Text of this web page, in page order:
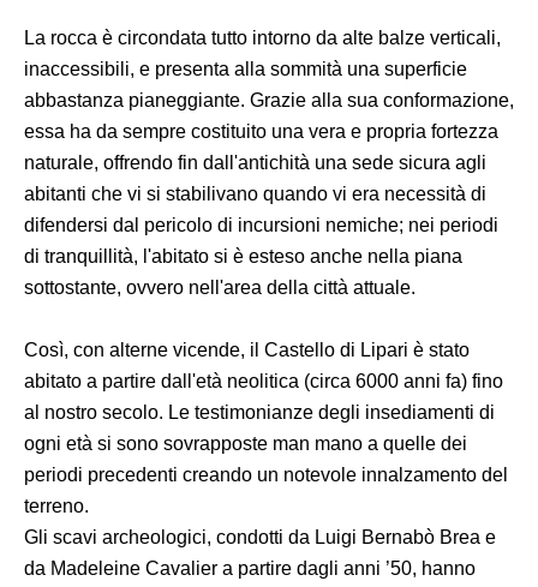
La rocca è circondata tutto intorno da alte balze verticali,
inaccessibili, e presenta alla sommità una superficie
abbastanza pianeggiante. Grazie alla sua conformazione,
essa ha da sempre costituito una vera e propria fortezza
naturale, offrendo fin dall'antichità una sede sicura agli
abitanti che vi si stabilivano quando vi era necessità di
difendersi dal pericolo di incursioni nemiche; nei periodi
di tranquillità, l'abitato si è esteso anche nella piana
sottostante, ovvero nell'area della città attuale.
Così, con alterne vicende, il Castello di Lipari è stato
abitato a partire dall'età neolitica (circa 6000 anni fa) fino
al nostro secolo. Le testimonianze degli insediamenti di
ogni età si sono sovrapposte man mano a quelle dei
periodi precedenti creando un notevole innalzamento del
terreno.
Gli scavi archeologici, condotti da Luigi Bernabò Brea e
da Madeleine Cavalier a partire dagli anni ’50, hanno